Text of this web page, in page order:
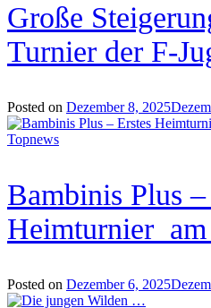
Große
Turnier der F-
Posted on Dezember 8, 2025
Topnews
Bambinis Plus –
Heimturnier am
Posted on Dezember 6, 2025